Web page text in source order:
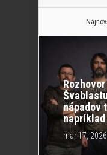
nápadov
napríklad
mar 17, 2026